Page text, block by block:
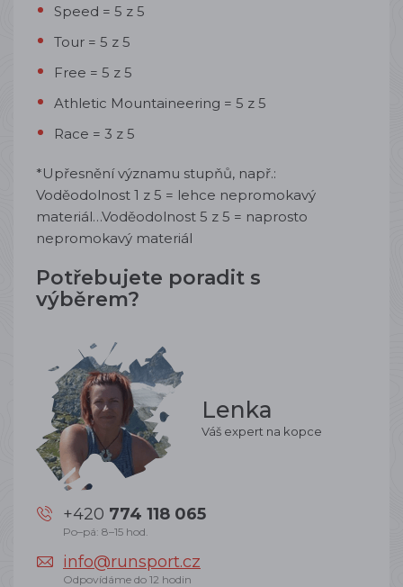
Speed = 5 z 5
Tour = 5 z 5
Free = 5 z 5
Athletic Mountaineering = 5 z 5
Race = 3 z 5
*Upřesnění významu stupňů, např.:
Voděodolnost 1 z 5 = lehce nepromokavý
materiál…Voděodolnost 5 z 5 = naprosto
nepromokavý materiál
Potřebujete poradit s
výběrem?
Lenka
Váš expert na kopce
+420 774 118 065
Po–pá: 8–15 hod.
info@runsport.cz
Odpovídáme do 12 hodin